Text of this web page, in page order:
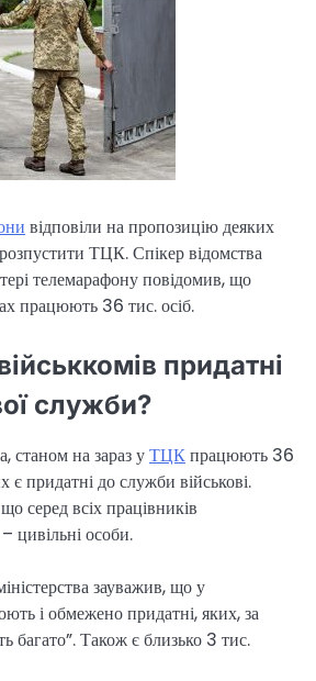
відповіли на пропозицію деяких
розпустити ТЦК. Спікер відомства
телемарафону повідомив, що
працюють 36 тис. осіб.
придатні
служби?
станом на зараз уТЦКпрацюють 36
є придатні до служби військові.
серед всіх працівників
цивільні особи.
зауважив, що у
і обмежено придатні, яких, за
багато”. Також є близько 3 тис.